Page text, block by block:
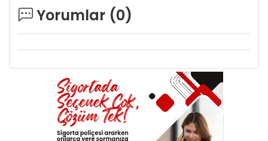
Yorumlar (0)